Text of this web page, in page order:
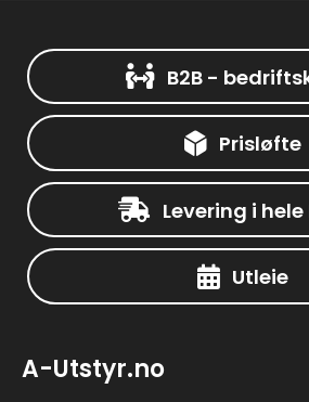
B2B -
Prisløfte
Levering i
Utleie
A-Utstyr.no